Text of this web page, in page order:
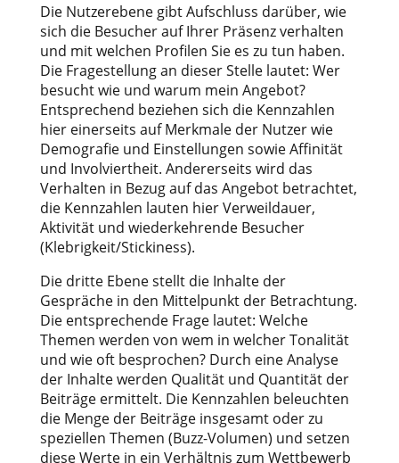
Die Nutzerebene gibt Aufschluss darüber, wie
sich die Besucher auf Ihrer Präsenz verhalten
und mit welchen Profilen Sie es zu tun haben.
Die Fragestellung an dieser Stelle lautet: Wer
besucht wie und warum mein Angebot?
Entsprechend beziehen sich die Kennzahlen
hier einerseits auf Merkmale der Nutzer wie
Demografie und Einstellungen sowie Affinität
und Involviertheit. Andererseits wird das
Verhalten in Bezug auf das Angebot betrachtet,
die Kennzahlen lauten hier Verweildauer,
Aktivität und wiederkehrende Besucher
(Klebrigkeit/Stickiness).
Die dritte Ebene stellt die Inhalte der
Gespräche in den Mittelpunkt der Betrachtung.
Die entsprechende Frage lautet: Welche
Themen werden von wem in welcher Tonalität
und wie oft besprochen? Durch eine Analyse
der Inhalte werden Qualität und Quantität der
Beiträge ermittelt. Die Kennzahlen beleuchten
die Menge der Beiträge insgesamt oder zu
speziellen Themen (Buzz-Volumen) und setzen
diese Werte in ein Verhältnis zum Wettbewerb